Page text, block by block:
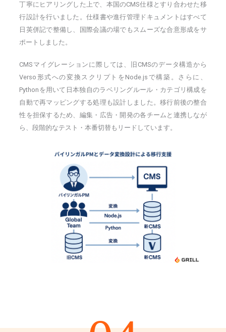
丁寧にヒアリングした上で、本国のCMS仕様とすり合わせた移
行設計を行いました。仕様書や進行管理ドキュメントはすべて
日英併記で整備し、国際会議の場でもスムーズな合意形成をサ
ポートしました。
CMSマイグレーションに際しては、旧CMSのデータ構造から
Verso形式への変換スクリプトをNode.jsで構築。さらに、
Pythonを用いて日本独自のラベリングルール・カテゴリ構成を
自動で再マッピングする処理も設計しました。移行前後の整合
性を担保するため、編集・広告・開発の各チームと連携しなが
ら、段階的なテスト・本番切替もリードしています。